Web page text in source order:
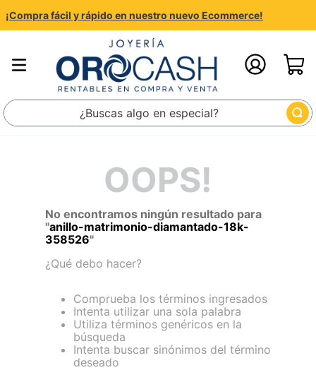
¡Compra fácil y rápido en nuestro nuevo Ecommerce!
¿Buscas algo en especial?
OOPS!
No encontramos ningún resultado para
"anillo-matrimonio-diamantado-18k-
358526"
¿Qué debo hacer?
Comprueba los términos ingresados
Intenta utilizar una sola palabra
Utiliza términos genéricos en la
búsqueda
Intenta buscar sinónimos del término
deseado